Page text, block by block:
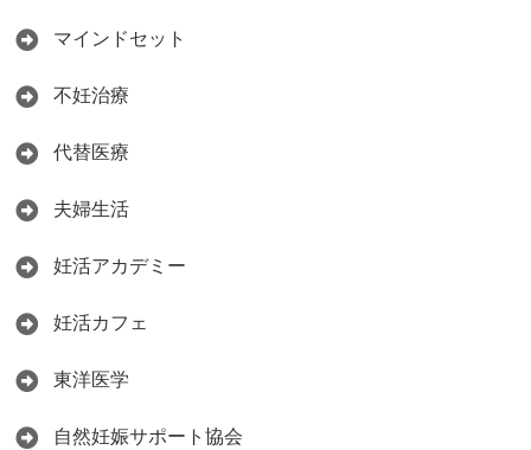
マインドセット
不妊治療
代替医療
夫婦生活
妊活アカデミー
妊活カフェ
東洋医学
自然妊娠サポート協会